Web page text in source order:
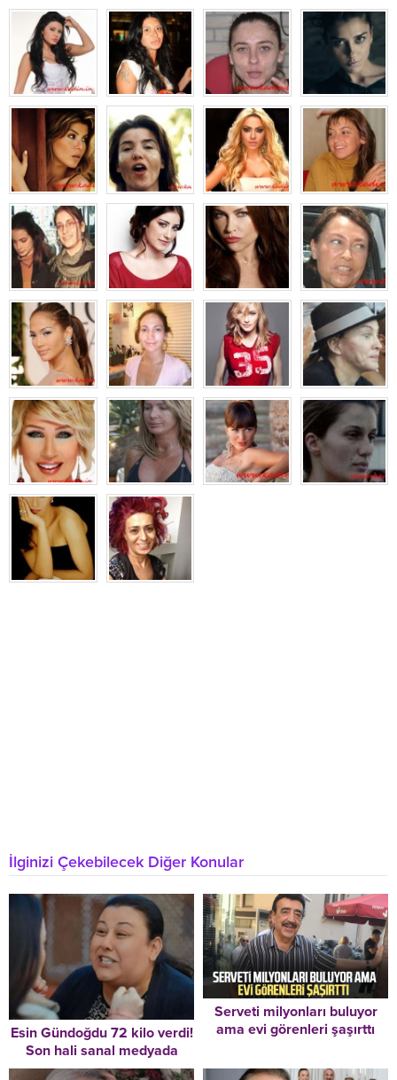
İlginizi Çekebilecek Diğer Konular
Esin Gündoğdu 72 kilo verdi!
Son hali sanal medyada
gündem oldu
Serveti milyonları buluyor
ama evi görenleri şaşırttı